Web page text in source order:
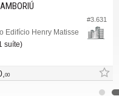
#3.631
Edifício Henry Matisse
suíte)
00